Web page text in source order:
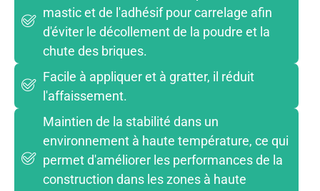
mastic et de l'adhésif pour carrelage afin
d'éviter le décollement de la poudre et la
chute des briques.
Facile à appliquer et à gratter, il réduit
l'affaissement.
Maintien de la stabilité dans un
environnement à haute température, ce qui
permet d'améliorer les performances de la
construction dans les zones à haute